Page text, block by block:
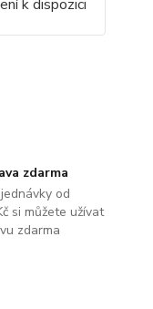
k dispozici
zdarma
od
si můžete užívat
zdarma